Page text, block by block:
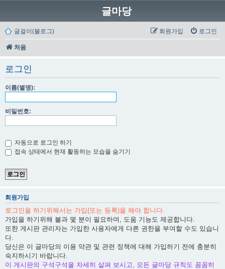
글마당
글걸이(블로그) 로그인
회원가입
처음
로그인
이름(별명):
비밀번호:
자동으로 로그인 하기
접속 상태에서 현재 활동하는 모습을 숨기기
회원가입
로그인을 하기위해서는 가입(또는 등록)을 해야 합니다.
가입을 하기위해 불과 몇 분이 필요하며, 도움 기능도 제공합니다.
또한 게시판 관리자는 가입한 사용자에게 다른 권한을 부여할 수도 있습니
다.
당신은 이 글마당의 이용 약관 및 관련 정책에 대해 가입하기 전에 충분히
숙지하시기 바랍니다.
이 게시판의 구석구석을 자세히 살펴 보시고, 모든 글마당 규칙도 꼼꼼히